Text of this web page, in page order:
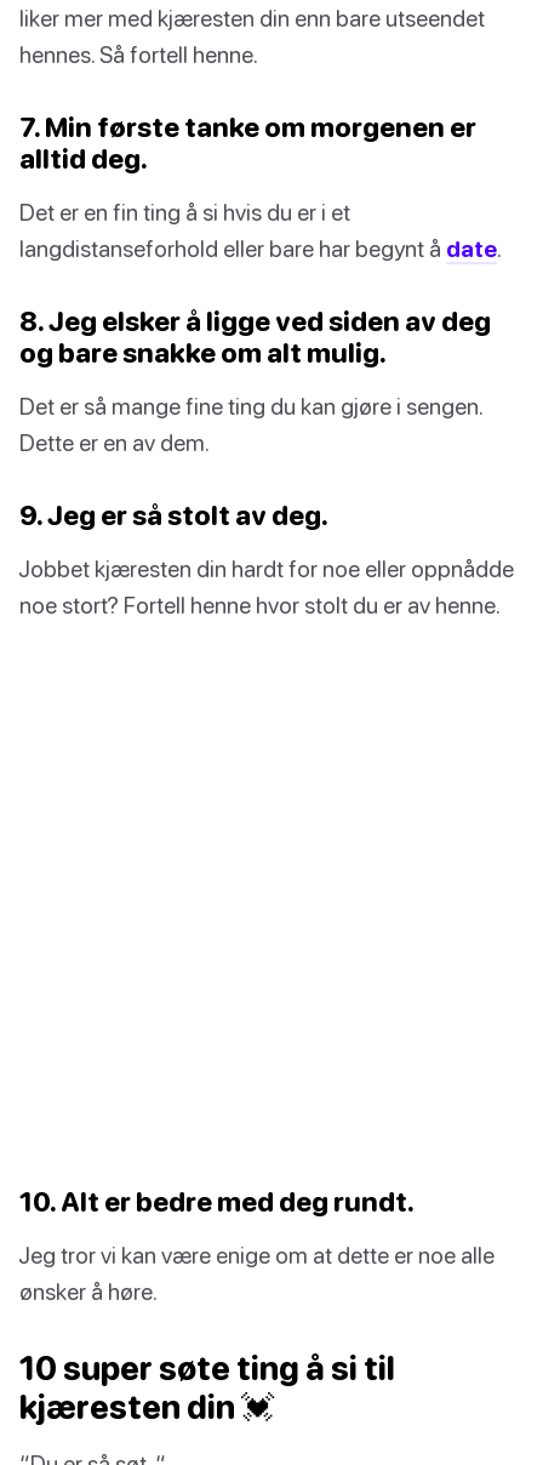
liker mer med kjæresten din enn bare utseendet
hennes. Så fortell henne.
7. Min første tanke om morgenen er
alltid deg.
Det er en fin ting å si hvis du er i et
langdistanseforhold eller bare har begynt å date.
8. Jeg elsker å ligge ved siden av deg
og bare snakke om alt mulig.
Det er så mange fine ting du kan gjøre i sengen.
Dette er en av dem.
9. Jeg er så stolt av deg.
Jobbet kjæresten din hardt for noe eller oppnådde
noe stort? Fortell henne hvor stolt du er av henne.
10. Alt er bedre med deg rundt.
Jeg tror vi kan være enige om at dette er noe alle
ønsker å høre.
10 super søte ting å si til
kjæresten din 💓